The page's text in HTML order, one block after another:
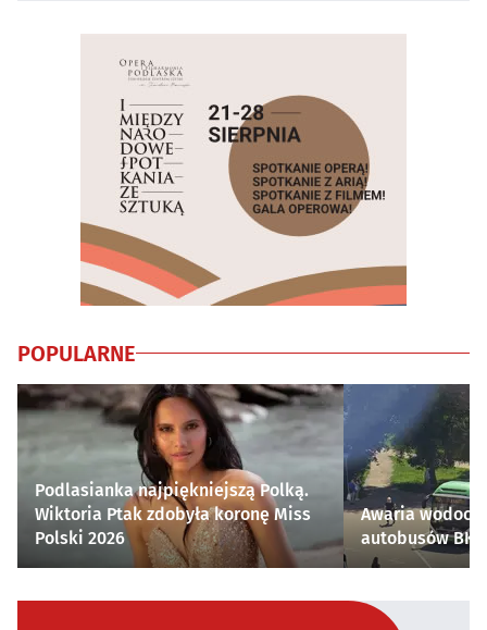
POPULARNE
Podlasianka najpiękniejszą Polką.
Wiktoria Ptak zdobyła koronę Miss
Polski 2026
Awaria
autobusów